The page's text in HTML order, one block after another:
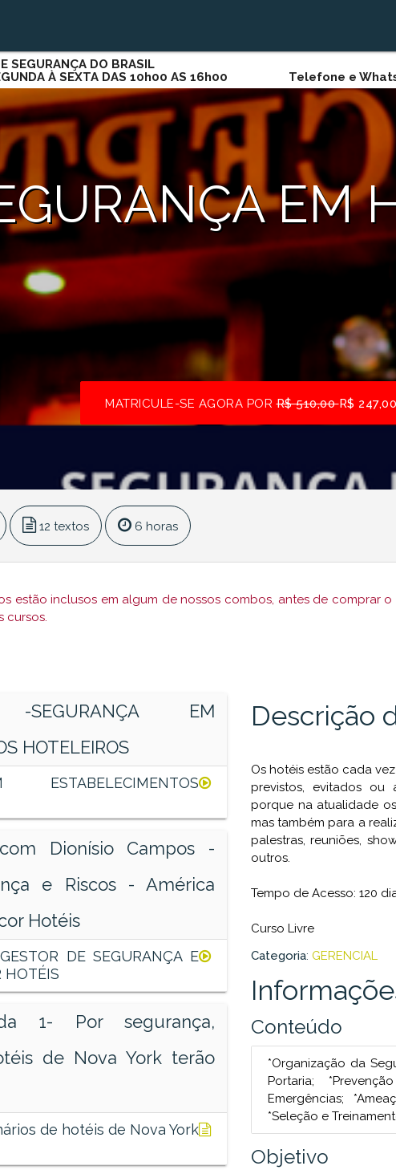
SEGURANÇA DO BRASIL
À SEXTA DAS 10h00 AS 16h00 Telefone e
EM
MATRICULE-SE AGORA PORR$ 510,00R$ 247,00
12 textos 6 horas
estão inclusos em algum de nossos combos, antes de comprar
cursos.
EM
HOTELEIROS
Dionísio Campos -
e Riscos - América
Hotéis
DE SEGURANÇA E
HOTÉIS
1- Por segurança,
de Nova York terão
de hotéis de Nova York
Descrição
Os hotéis estão cada
previstos, evitados ou
porque na atualidade
mas também para a
palestras, reuniões,
outros.
Tempo de Acesso: 120
Curso Livre
Categoria: GERENCIAL
Conteúdo
*Organização da
Portaria;
Emergências;
*Seleção e
Objetivo